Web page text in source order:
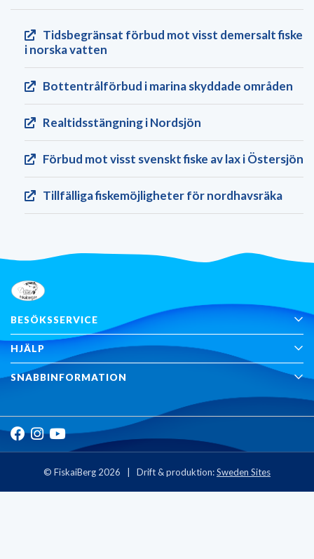
Tidsbegränsat förbud mot visst demersalt fiske
i norska vatten
Bottentrålförbud i marina skyddade områden
Realtids­stängning i Nordsjön
Förbud mot visst svenskt fiske av lax i Östersjön
Tillfälliga fiskemöjligheter för nordhavsräka
BESÖKSSERVICE
HJÄLP
SNABBINFORMATION
© FiskaiBerg 2026 | Drift & produktion:Sweden Sites